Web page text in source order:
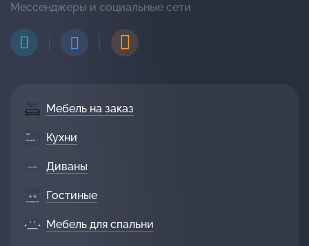
Мебель на заказ
Кухни
Диваны
Гостиные
Мебель для спальни
Мессенджеры и социальные сети